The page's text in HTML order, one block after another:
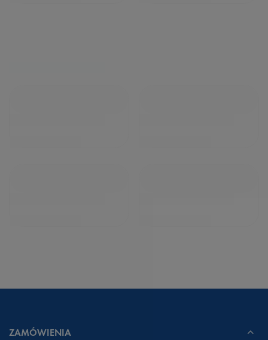
ZAMÓWIENIA